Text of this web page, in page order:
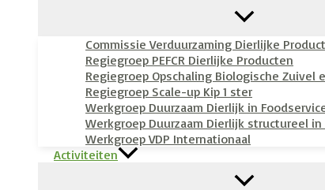
Commissie Verduurzaming Dierlijke
Regiegroep PEFCR Dierlijke Producten
Regiegroep Opschaling Biologische Zuivel
Regiegroep Scale-up Kip 1 ster
Werkgroep Duurzaam Dierlijk in
Werkgroep Duurzaam Dierlijk structureel
Werkgroep VDP Internationaal
Activiteiten